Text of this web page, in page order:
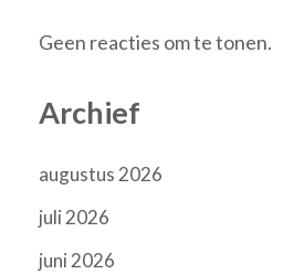
Geen reacties om te tonen.
Archief
augustus 2026
juli 2026
juni 2026